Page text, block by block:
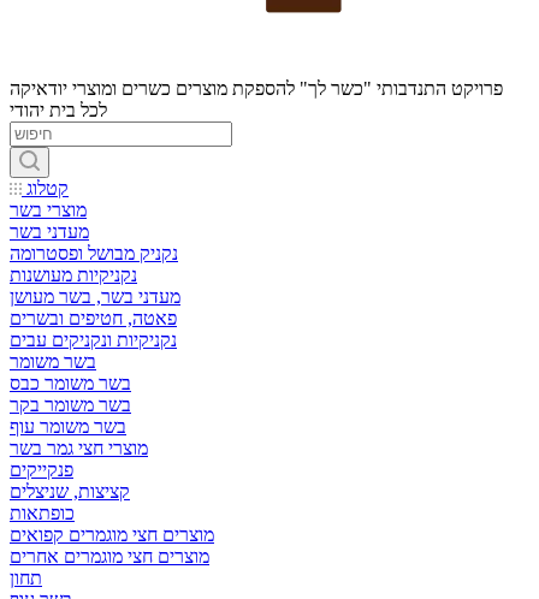
פרויקט התנדבותי "כשר לך" להספקת מוצרים כשרים ומוצרי יודאיקה
לכל בית יהודי
קטלוג
מוצרי בשר
מעדני בשר
נקניק מבושל ופסטרומה
נקניקיות מעושנות
מעדני בשר, בשר מעושן
פאטה, חטיפים ובשרים
נקניקיות ונקניקים עבים
בשר משומר
בשר משומר כבס
בשר משומר בקר
בשר משומר עוף
מוצרי חצי גמר בשר
פנקייקים
קציצות, שניצלים
כופתאות
מוצרים חצי מוגמרים קפואים
מוצרים חצי מוגמרים אחרים
תחון